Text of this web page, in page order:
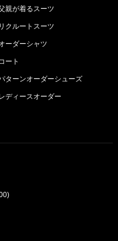
親が着るスーツ
リクルートスーツ
ーダーシャツ
ート
ターンオーダーシューズ
ディースオーダー